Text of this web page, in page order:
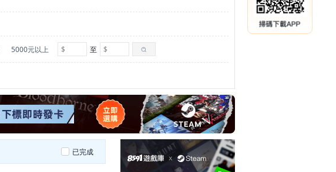
5000元以上 至
已完成